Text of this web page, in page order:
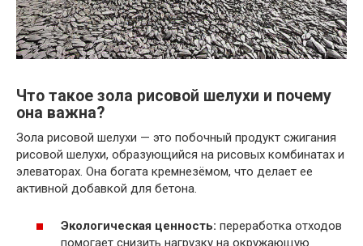
Что такое зола рисовой шелухи и почему
она важна?
Зола рисовой шелухи — это побочный продукт сжигания
рисовой шелухи, образующийся на рисовых комбинатах и
элеваторах. Она богата кремнезёмом, что делает ее
активной добавкой для бетона.
Экологическая ценность: переработка отходов
помогает снизить нагрузку на окружающую